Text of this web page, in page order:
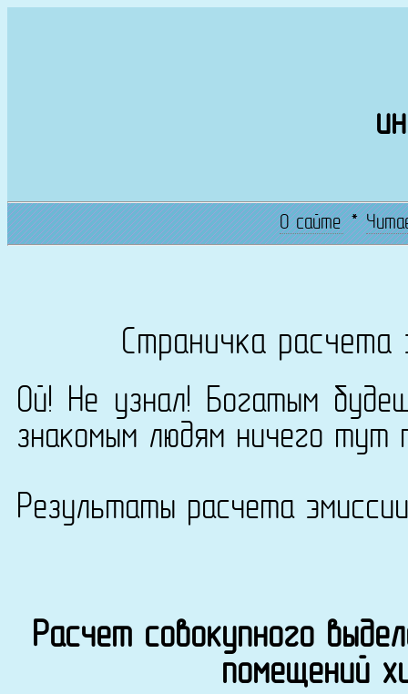
О сайте*
Страничка
Ой! Не узнал! Богатым
знакомым людям ничего тут
Результаты расчета
Расчет совокупного
помещений